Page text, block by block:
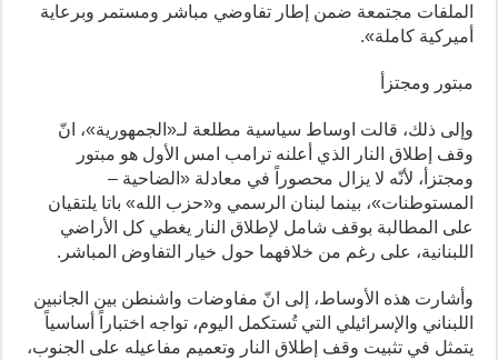
الملفات مجتمعة ضمن إطار تفاوضي مباشر ومستمر وبرعاية
أميركية كاملة».
مبتور ومجتزأ
وإلى ذلك، قالت اوساط سياسية مطلعة لـ«الجمهورية»، انّ
وقف إطلاق النار الذي أعلنه ترامب امس الأول هو مبتور
ومجتزأ، لأنّه لا يزال محصوراً في معادلة «الضاحية –
المستوطنات»، بينما لبنان الرسمي و«حزب الله» باتا يلتقيان
على المطالبة بوقف شامل لإطلاق النار يغطي كل الأراضي
اللبنانية، على رغم من خلافهما حول خيار التفاوض المباشر.
وأشارت هذه الأوساط، إلى انّ مفاوضات واشنطن بين الجانبين
اللبناني والإسرائيلي التي تُستكمل اليوم، تواجه اختباراً أساسياً
يتمثل في تثبيت وقف إطلاق النار وتعميم مفاعيله على الجنوب،